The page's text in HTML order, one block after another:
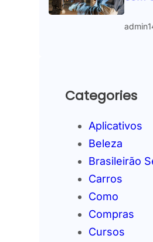
admin
Categories
Aplicativos
Beleza
Brasileirão
Carros
Como
Compras
Cursos